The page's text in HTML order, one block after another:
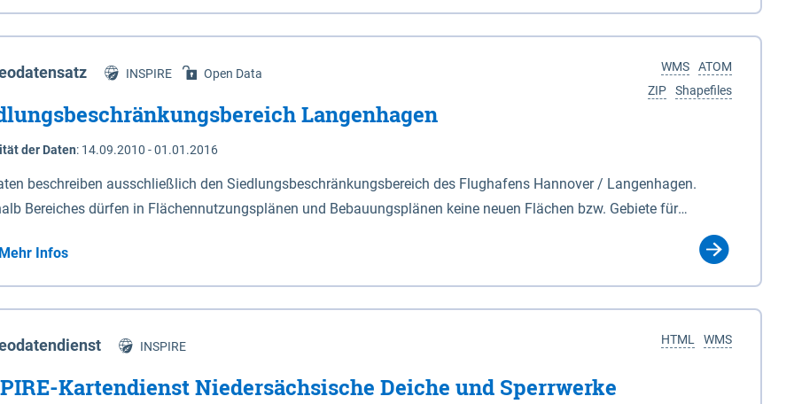
Niedersachsen (vgl. Abb. 4-1) entlang der Elbe zwischen Schnackenburg im Osten und Hohnstorf (Elbe) im Westen
472,5 bei Schnackenburg bis 569 bei Lauenburg). Das Biosphärenreservat umfasst Teile der Landkreise
Dannenberg und Lüneburg.
ATOM
WMS
Shapefiles
ZIP
INSPIRE Open Data
Langenhagen
der Daten: 14.09.2010 - 01.01.2016
beschreiben ausschließlich den Siedlungsbeschränkungsbereich des Flughafens Hannover / Langenhagen.
Bereiches dürfen in Flächennutzungsplänen und Bebauungsplänen keine neuen Flächen bzw. Gebiete für
Mehr Infos
WMS
HTML
INSPIRE
Kartendienst Niedersächsische Deiche und Sperrwerke